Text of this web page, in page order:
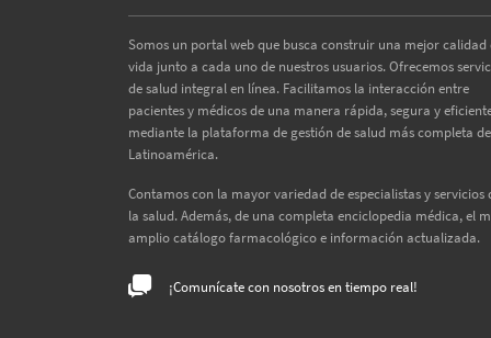
Somos un portal web que busca construir una mejor calidad
vida junto a cada uno de nuestros usuarios. Ofrecemos
de salud integral en línea. Facilitamos la interacción entre
pacientes y médicos de una manera rápida, segura y
mediante la plataforma de gestión de salud más completa de
Latinoamérica.
Contamos con la mayor variedad de especialistas y servicios
la salud. Además, de una completa enciclopedia médica, el
amplio catálogo farmacológico e información actualizada.
¡Comunícate con nosotros en tiempo real!